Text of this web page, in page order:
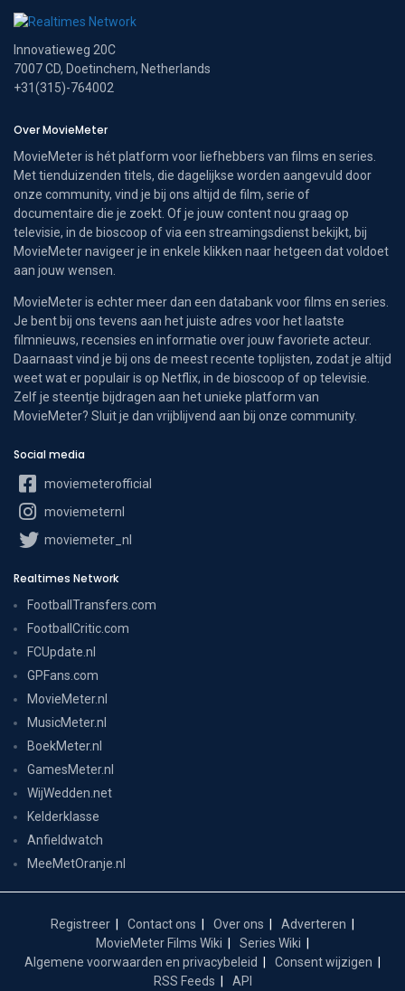
Innovatieweg 20C
7007 CD, Doetinchem, Netherlands
+31(315)-764002
Over MovieMeter
MovieMeter is hét platform voor liefhebbers van films en series.
Met tienduizenden titels, die dagelijkse worden aangevuld door
onze community, vind je bij ons altijd de film, serie of
documentaire die je zoekt. Of je jouw content nou graag op
televisie, in de bioscoop of via een streamingsdienst bekijkt, bij
MovieMeter navigeer je in enkele klikken naar hetgeen dat voldoet
aan jouw wensen.
MovieMeter is echter meer dan een databank voor films en series.
Je bent bij ons tevens aan het juiste adres voor het laatste
filmnieuws, recensies en informatie over jouw favoriete acteur.
Daarnaast vind je bij ons de meest recente toplijsten, zodat je altijd
weet wat er populair is op Netflix, in de bioscoop of op televisie.
Zelf je steentje bijdragen aan het unieke platform van
MovieMeter? Sluit je dan vrijblijvend aan bij onze community.
Social media
moviemeterofficial
moviemeternl
moviemeter_nl
Realtimes Network
FootballTransfers.com
FootballCritic.com
FCUpdate.nl
GPFans.com
MovieMeter.nl
MusicMeter.nl
BoekMeter.nl
GamesMeter.nl
WijWedden.net
Kelderklasse
Anfieldwatch
MeeMetOranje.nl
Registreer Contact ons Over ons
Adverteren
MovieMeter Films Wiki
Series Wiki
Algemene voorwaarden en privacybeleid
Consent wijzigen
RSS Feeds
API